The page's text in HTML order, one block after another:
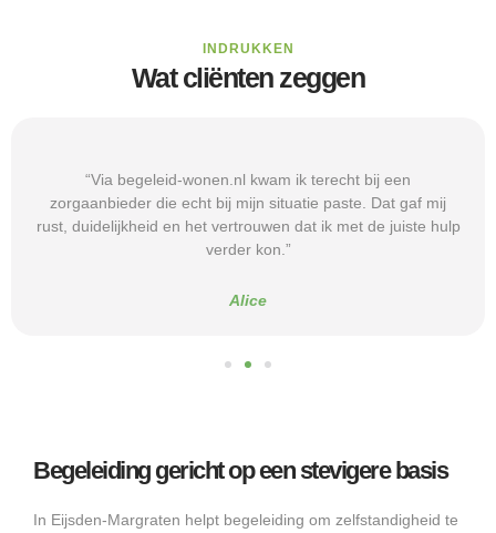
INDRUKKEN
Wat cliënten zeggen
“Via begeleid-wonen.nl kwam ik terecht bij een
zorgaanbieder die echt bij mijn situatie paste. Dat gaf mij
rust, duidelijkheid en het vertrouwen dat ik met de juiste hulp
verder kon.”
Alice
Begeleiding gericht op een stevigere basis
In Eijsden-Margraten helpt begeleiding om zelfstandigheid te